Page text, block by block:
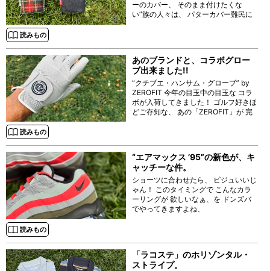
読みもの
ーのカバー、 そのまま付けたくな
い”族の人々は、 パターカバー難民に
読みもの
あのブランドと、コラボグロー
ブ出来ました!!
“クチブエ・ハンサム・グローブ” by
ZEROFIT 今年の目玉中の目玉な コラ
ボが入荷してきました！ ゴルフ好きほ
どご存知な、 あの「ZEROFIT」が 完
読みもの
“エアマックス ’95”の新色が、キ
ャッチーな件。
ショーツに合わせたら、 ビジュいいじ
ゃん！ このタイミングで こんなカラ
ーリングが 欲しいなぁ、を ドンズバ
でやってきますよね、
「ラコステ」のホリゾンタル・
ストライプ。